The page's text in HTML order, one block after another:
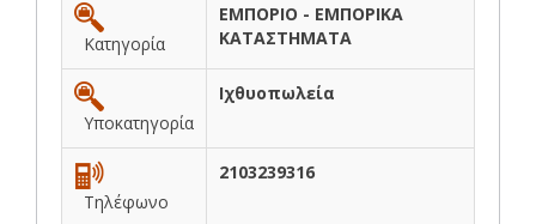
Κατηγορία
ΕΜΠΟΡΙΟ - ΕΜΠΟΡΙΚΑ
ΚΑΤΑΣΤΗΜΑΤΑ
Υποκατηγορία
Ιχθυοπωλεία
Τηλέφωνο
2103239316